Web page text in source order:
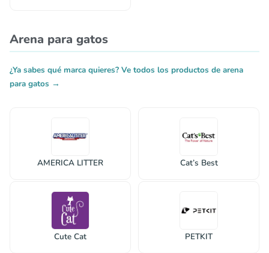
Arena para gatos
¿Ya sabes qué marca quieres? Ve todos los productos de arena
para gatos →
AMERICA LITTER Cat’s Best
Cute Cat PETKIT